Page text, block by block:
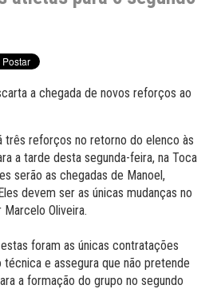
três reforços no retorno do elenco às
a tarde desta segunda-feira, na Toca
serão as chegadas de Manoel,
devem ser as únicas mudanças no
Oliveira.
foram as únicas contratações
e assegura que não pretende
a formação do grupo no segundo